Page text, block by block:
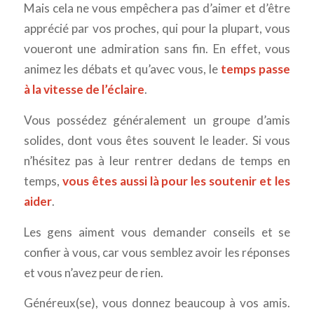
Mais cela ne vous empêchera pas d’aimer et d’être
apprécié par vos proches, qui pour la plupart, vous
voueront une admiration sans fin. En effet, vous
animez les débats et qu’avec vous, le temps passe
à la vitesse de l’éclaire.
Vous possédez généralement un groupe d’amis
solides, dont vous êtes souvent le leader. Si vous
n’hésitez pas à leur rentrer dedans de temps en
temps, vous êtes aussi là pour les soutenir et les
aider.
Les gens aiment vous demander conseils et se
confier à vous, car vous semblez avoir les réponses
et vous n’avez peur de rien.
Généreux(se), vous donnez beaucoup à vos amis.